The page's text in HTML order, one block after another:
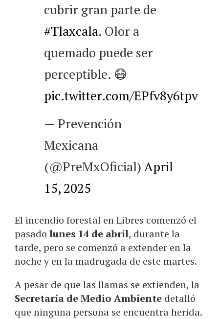
cubrir gran parte de
#Tlaxcala. Olor a
quemado puede ser
perceptible. 😷
pic.twitter.com/EPfv8y6tpv
— Prevención
Mexicana
(@PreMxOficial) April
15, 2025
El incendio forestal en Libres comenzó el
pasado lunes 14 de abril, durante la
tarde, pero se comenzó a extender en la
noche y en la madrugada de este martes.
A pesar de que las llamas se extienden, la
Secretaría de Medio Ambiente detalló
que ninguna persona se encuentra herida.